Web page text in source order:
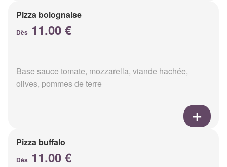
Pizza bolognaise
Dès 11.00 €
Base sauce tomate, mozzarella, viande hachée,
olives, pommes de terre
Pizza buffalo
Dès 11.00 €